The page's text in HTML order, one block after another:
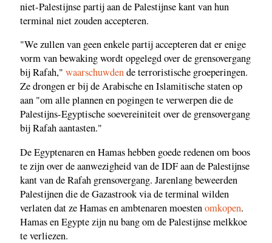
niet-Palestijnse partij aan de Palestijnse kant van hun
terminal niet zouden accepteren.
"We zullen van geen enkele partij accepteren dat er enige
vorm van bewaking wordt opgelegd over de grensovergang
bij Rafah," waarschuwdende terroristische groeperingen.
Ze drongen er bij de Arabische en Islamitische staten op
aan "om alle plannen en pogingen te verwerpen die de
Palestijns-Egyptische soevereiniteit over de grensovergang
bij Rafah aantasten."
De Egyptenaren en Hamas hebben goede redenen om boos
te zijn over de aanwezigheid van de IDF aan de Palestijnse
kant van de Rafah grensovergang. Jarenlang beweerden
Palestijnen die de Gazastrook via de terminal wilden
verlaten dat ze Hamas en ambtenaren moestenomkopen.
Hamas en Egypte zijn nu bang om de Palestijnse melkkoe
te verliezen.